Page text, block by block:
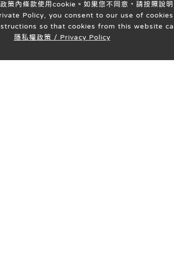
策內條款使用cookie。如果您不同意，請按照說
Policy, you consent to our use of
so that cookies from this website
隱私權政策 / Privacy Policy